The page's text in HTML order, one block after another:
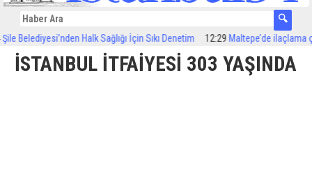
Halk Sağlığı İçin Sıkı Denetim 12:29 Maltepe’de ilaçlama
İSTANBUL İTFAİYESİ 303 YAŞINDA